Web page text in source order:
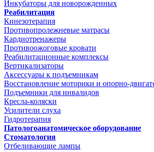
Инкубаторы для новорожденных
Реабилитация
Кинезотерапия
Противопролежневые матрасы
Кардиотренажеры
Противоожоговые кровати
Реабилитационные комплексы
Вертикализаторы
Аксессуары к подъемникам
Восстановление моторики и опорно-
Подъемники для инвалидов
Кресла-коляски
Усилители слуха
Гидротерапия
Патологоанатомическое оборудование
Стоматология
Отбеливающие лампы